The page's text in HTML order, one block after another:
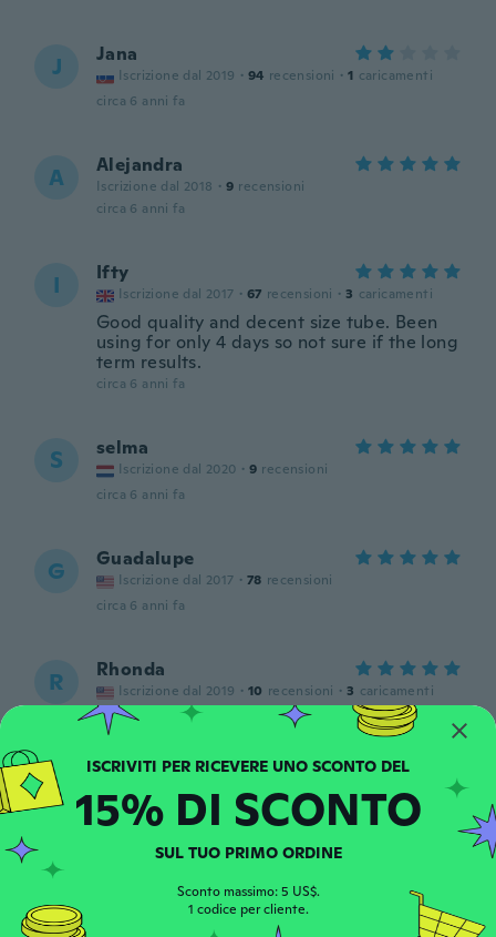
J Jana
Iscrizione dal 2019 · 94 recensioni · 1 caricamenti
circa 6 anni fa
A Alejandra
Iscrizione dal 2018 · 9 recensioni
circa 6 anni fa
I Ifty
Iscrizione dal 2017 · 67 recensioni · 3 caricamenti
Good quality and decent size tube. Been
using for only 4 days so not sure if the long
term results.
circa 6 anni fa
S selma
Iscrizione dal 2020 · 9 recensioni
circa 6 anni fa
G Guadalupe
Iscrizione dal 2017 · 78 recensioni
circa 6 anni fa
R Rhonda
Iscrizione dal 2019 · 10 recensioni · 3 caricamenti
circa 6 anni fa
F Iscrizione dal 2017 · 36 recensioni ·
caricamenti
circa 6 anni fa
M Iscrizione dal 2016 · 84 recensioni
15% DI SCONTO
SUL TUO PRIMO ORDINE
Sconto massimo: 5 US$.
1 codice per cliente.